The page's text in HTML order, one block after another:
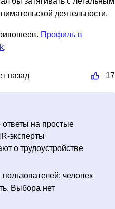
деятельности.
Профиль в
.
назад 17
на простые
эксперты
о трудоустройстве
человек
Выбора нет